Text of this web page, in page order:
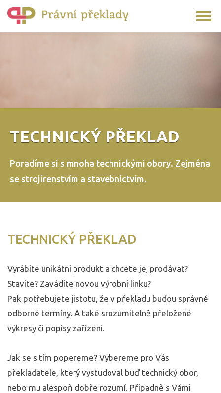
TECHNICKÝ PŘEKLAD
Poradíme si s mnoha technickými obory. Zejména
se strojírenstvím a stavebnictvím.
TECHNICKÝ PŘEKLAD
Vyrábíte unikátní produkt a chcete jej prodávat?
Stavíte? Zavádíte novou výrobní linku?
Pak potřebujete jistotu, že v překladu budou správné
odborné termíny. A také srozumitelně přeložené
výkresy či popisy zařízení.
Jak se s tím popereme? Vybereme pro Vás
překladatele, který vystudoval buď technický obor,
nebo mu alespoň dobře rozumí. Případně s Vámi